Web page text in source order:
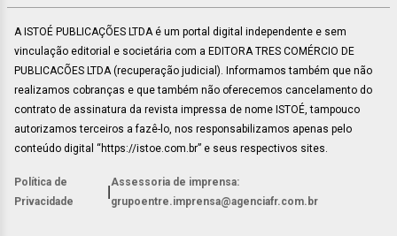
A ISTOÉ PUBLICAÇÕES LTDA é um portal digital independente e sem
vinculação editorial e societária com a EDITORA TRES COMÉRCIO DE
PUBLICACÕES LTDA (recuperação judicial). Informamos também que não
realizamos cobranças e que também não oferecemos cancelamento do
contrato de assinatura da revista impressa de nome ISTOÉ, tampouco
autorizamos terceiros a fazê-lo, nos responsabilizamos apenas pelo
conteúdo digital “https://istoe.com.br” e seus respectivos sites.
Política de
Privacidade
Assessoria de imprensa:
grupoentre.imprensa@agenciafr.com.br